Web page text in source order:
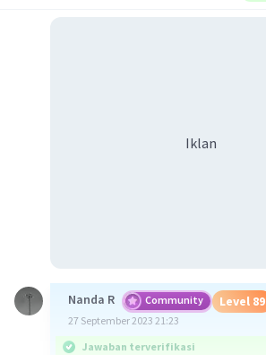
Iklan
Nanda R Community Level 89
27 September 2023 21:23
Jawaban terverifikasi